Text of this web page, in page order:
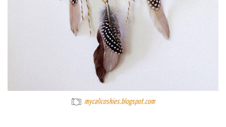
mycalicoskies.blogspot.com